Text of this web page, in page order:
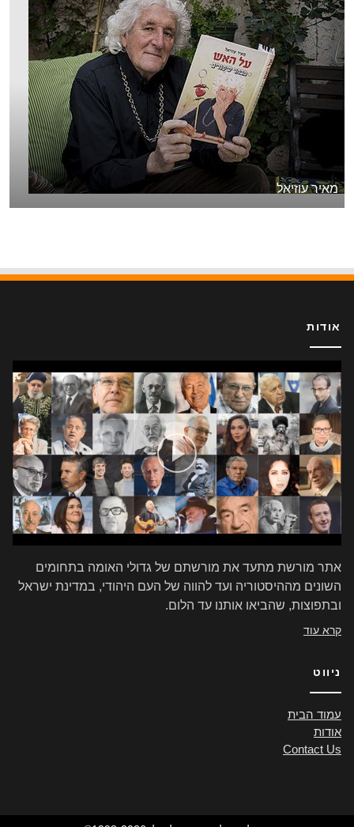
מאיר עוזיאל
אודות
אתר מורשת מתעד את מורשתם של גדולי האומה בתחומים
השונים מההיסטוריה ועד להווה של העם היהודי, במדינת ישראל
ובתפוצות, שהביאו אותנו עד הלום.
קרא עוד
ניווט
עמוד הבית
אודות
Contact Us